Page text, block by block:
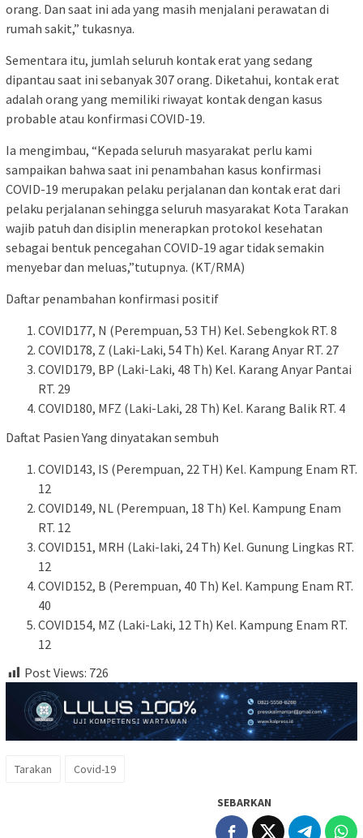
orang. Dan saat ini ada yang masih menjalani perawatan di
rumah sakit,” tukasnya.
Sementara itu, jumlah seluruh kontak erat yang sedang
dipantau saat ini sebanyak 307 orang. Diketahui, kontak erat
adalah orang yang memiliki riwayat kontak dengan kasus
probable atau konfirmasi COVID-19.
Ia mengimbau, “Kepada seluruh masyarakat perlu kami
sampaikan bahwa saat ini penambahan kasus konfirmasi
COVID-19 merupakan pelaku perjalanan dan kontak erat dari
pelaku perjalanan sehingga seluruh masyarakat Kota Tarakan
wajib patuh dan disiplin menerapkan protokol kesehatan
sebagai bentuk pencegahan COVID-19 agar tidak semakin
menyebar dan meluas,”tutupnya. (KT/RMA)
Daftar penambahan konfirmasi positif
COVID177, N (Perempuan, 53 TH) Kel. Sebengkok RT. 8
COVID178, Z (Laki-Laki, 54 Th) Kel. Karang Anyar RT. 27
COVID179, BP (Laki-Laki, 48 Th) Kel. Karang Anyar Pantai
RT. 29
COVID180, MFZ (Laki-Laki, 28 Th) Kel. Karang Balik RT. 4
Daftat Pasien Yang dinyatakan sembuh
COVID143, IS (Perempuan, 22 TH) Kel. Kampung Enam RT.
12
COVID149, NL (Perempuan, 18 Th) Kel. Kampung Enam
RT. 12
COVID151, MRH (Laki-laki, 24 Th) Kel. Gunung Lingkas RT.
12
COVID152, B (Perempuan, 40 Th) Kel. Kampung Enam RT.
40
COVID154, MZ (Laki-Laki, 12 Th) Kel. Kampung Enam RT.
12
Post Views: 726
Tarakan Covid-19
SEBARKAN